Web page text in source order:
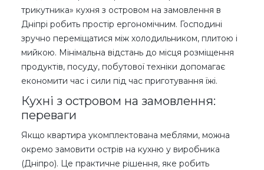
трикутника» кухня з островом на замовлення в
Дніпрі робить простір ергономічним. Господині
зручно переміщатися між холодильником, плитою і
мийкою. Мінімальна відстань до місця розміщення
продуктів, посуду, побутової техніки допомагає
економити час і сили під час приготування їжі.
Кухні з островом на замовлення:
переваги
Якщо квартира укомплектована меблями, можна
окремо замовити острів на кухню у виробника
(Дніпро). Це практичне рішення, яке робить